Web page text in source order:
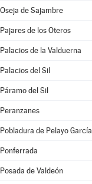
Oseja de Sajambre
Pajares de los Oteros
Palacios de la Valduerna
Palacios del Sil
Páramo del Sil
Peranzanes
Pobladura de Pelayo García
Ponferrada
Posada de Valdeón